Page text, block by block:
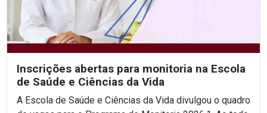
Inscrições abertas para monitoria na Escola
de Saúde e Ciências da Vida
A Escola de Saúde e Ciências da Vida divulgou o quadro